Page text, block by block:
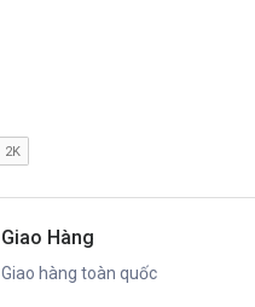
Giao Hàng
Giao hàng toàn quốc